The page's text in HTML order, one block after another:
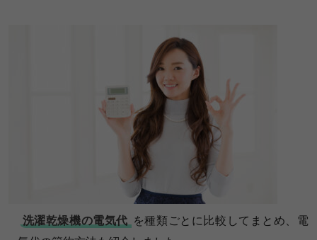
洗濯乾燥機の電気代 を種類ごとに比較してまとめ、電